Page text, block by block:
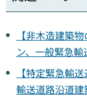
【非木造建築
ン、一般緊急
【特定緊急輸
輸送道路沿道